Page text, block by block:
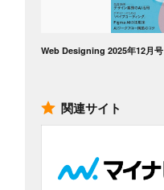
Web Designing 2025年12月号
関連サイト